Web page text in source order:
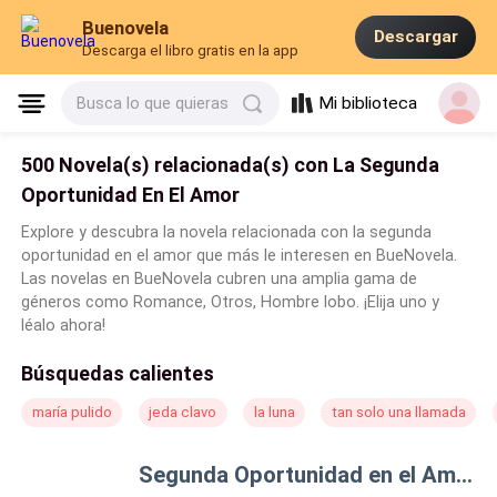
Buenovela
Descarga el libro gratis en la app
Descargar
Busca lo que quieras Mi biblioteca
500 Novela(s) relacionada(s) con La Segunda
Oportunidad En El Amor
Explore y descubra la novela relacionada con la segunda
oportunidad en el amor que más le interesen en BueNovela.
Las novelas en BueNovela cubren una amplia gama de
géneros como Romance, Otros, Hombre lobo. ¡Elija uno y
léalo ahora!
Búsquedas calientes
maría pulido jeda clavo la luna tan solo una llamada
Segunda Oportunidad en el Amor